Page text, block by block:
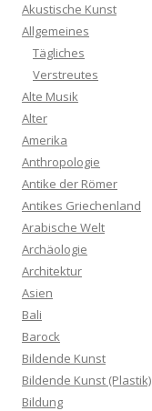
Akustische Kunst
Allgemeines
Tägliches
Verstreutes
Alte Musik
Alter
Amerika
Anthropologie
Antike der Römer
Antikes Griechenland
Arabische Welt
Archäologie
Architektur
Asien
Bali
Barock
Bildende Kunst
Bildende Kunst (Plastik)
Bildung